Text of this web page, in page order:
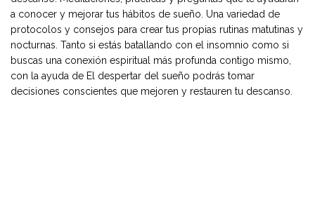
a conocer y mejorar tus hábitos de sueño. Una variedad de
protocolos y consejos para crear tus propias rutinas matutinas y
nocturnas. Tanto si estás batallando con el insomnio como si
buscas una conexión espiritual más profunda contigo mismo,
con la ayuda de El despertar del sueño podrás tomar
decisiones conscientes que mejoren y restauren tu descanso.